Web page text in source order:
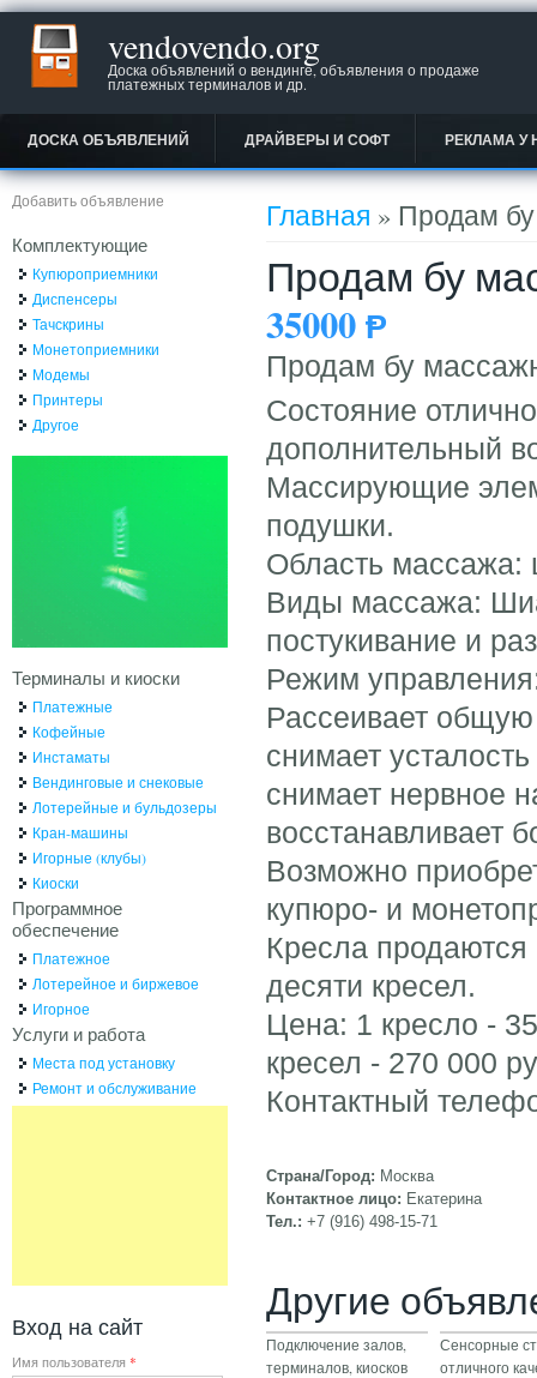
vendovendo.org
Доска объявлений о вендинге, объявления о продаже
платежных терминалов и др.
ДОСКА ОБЪЯВЛЕНИЙ ДРАЙВЕРЫ И СОФТ РЕКЛАМА У
Вы здесь
Главная » Продам
Продам бу
35000 Ᵽ
Продам бу
Состояние
дополнительный
Массирующие
подушки.
Область массажа:
Виды массажа:
постукивание и
Режим
Рассеивает общую
снимает
снимает нервное
восстанавливает
Возможно
купюро- и
Кресла
десяти кресел.
Цена: 1 кресло -
кресел - 270 000
Контактный
Страна/Город: Москва
Контактное лицо: Екатерина
Тел.: +7 (916) 498-15-71
Другие
Подключение залов,
терминалов, киосков
Сенсорные
отличного
Добавить объявление
Комплектующие
Купюроприемники
Диспенсеры
Тачскрины
Монетоприемники
Модемы
Принтеры
Другое
Терминалы и киоски
Платежные
Кофейные
Инстаматы
Вендинговые и снековые
Лотерейные и бульдозеры
Кран-машины
Игорные (клубы)
Киоски
Программное
обеспечение
Платежное
Лотерейное и биржевое
Игорное
Услуги и работа
Места под установку
Ремонт и обслуживание
Вход на сайт
Имя пользователя *